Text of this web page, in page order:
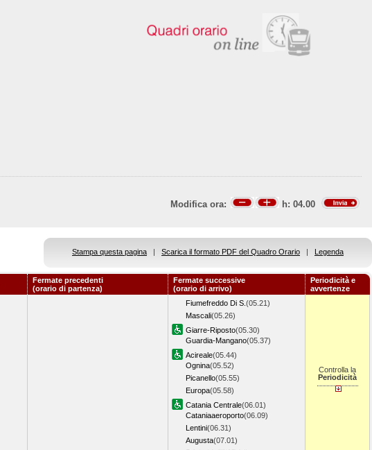
Modifica ora: h: 04.00
Stampa questa pagina | Scarica il formato PDF del Quadro Orario | Legenda
Fermate precedenti
(orario di partenza)
Fermate successive
(orario di arrivo)
Periodicità e
avvertenze
Fiumefreddo Di S. (05.21)
Mascali(05.26)
Giarre-Riposto(05.30)
Guardia-Mangano(05.37)
Acireale(05.44)
Ognina(05.52)
Picanello(05.55)
Europa(05.58)
Catania Centrale(06.01)
Cataniaaeroporto(06.09)
Lentini(06.31)
Augusta(07.01)
Controlla la
Periodicità